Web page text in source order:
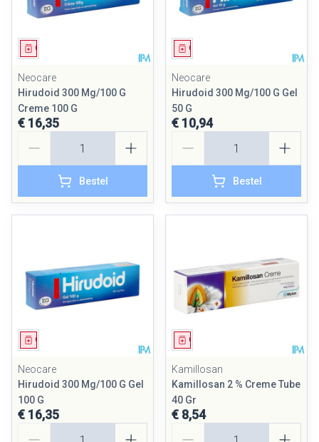
Geneesmiddel
Neocare
Hirudoid 300 Mg/100 G
Creme 100 G
€ 16,35
Bestel
Geneesmiddel
Neocare
Hirudoid 300 Mg/100 G Gel
50 G
€ 10,94
Bestel
Geneesmiddel
Neocare
Hirudoid 300 Mg/100 G Gel
100 G
€ 16,35
Geneesmiddel
Kamillosan
Kamillosan 2 % Creme Tube
40 Gr
€ 8,54